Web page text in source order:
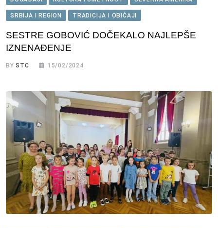
SRBIJA I REGION TRADICIJA I OBIČAJI
SESTRE GOBOVIĆ DOČEKALO NAJLEPŠE
IZNENAĐENJE
BYSTC 15/02/2024